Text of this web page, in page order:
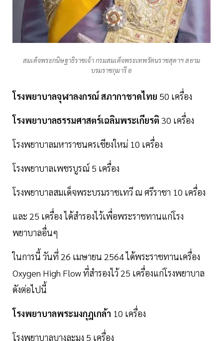
สมเด็จพระกนิษฐาธิราชเจ้า กรมสมเด็จพระเทพรัตนราชสุดาฯ สยาม
บรมราชกุมารี อ
โรงพยาบาลจุฬาลงกรณ์ สภากาชาดไทย 50 เครื่อง
โรงพยาบาลธรรมศาสตร์เฉลิมพระเกียรติ 30 เครื่อง
โรงพยาบาลมหาราชนครเชียงใหม่ 10 เครื่อง
โรงพยาบาลเพชรบูรณ์ 5 เครื่อง
โรงพยาบาลสมเด็จพระบรมราชเทวี ณ ศรีราชา 10 เครื่อง
และ 25 เครื่อง ได้สำรองไว้เพื่อพระราชทานแก่โรง
พยาบาลอื่นๆ
ในการนี้ วันที่ 26 เมษายน 2564 ได้พระราชทานเครื่อง
Oxygen High Flow ที่สำรองไว้ 25 เครื่องแก่โรงพยาบาล
ดังต่อไปนี้
โรงพยาบาลพระมงกุฎเกล้า 10 เครื่อง
โรงพยาบาลบางละมุง 5 เครื่อง